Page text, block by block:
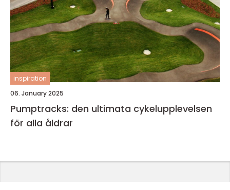
inspiration
06. January 2025
Pumptracks: den ultimata cykelupplevelsen
för alla åldrar